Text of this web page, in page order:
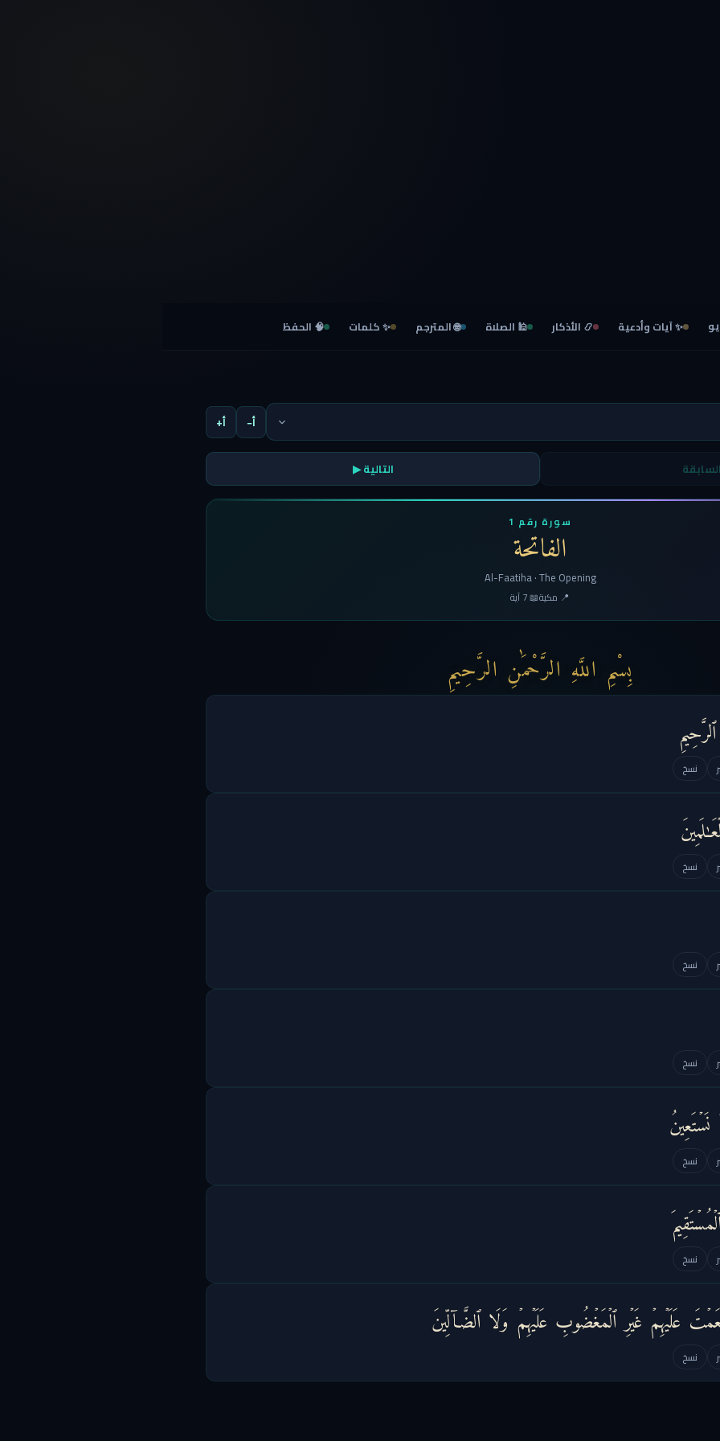
✨ آيات وأدعية 📿 الأذكار 🕌 الصلاة 🌐 المترجم ✨ كلمات 🧠 الحفظ
أ− أ+
التالية ▶
سورة رقم 1
الفاتحة
Al-Faatiha · The Opening
📍 مكية📖 7 آية
بِسْمِ اللَّهِ الرَّحْمَٰنِ الرَّحِيمِ
نسخ
نسخ
نسخ
نسخ
نسخ
نسخ
عَلَیۡهِمۡ غَیۡرِ ٱلۡمَغۡضُوبِ عَلَیۡهِمۡ وَلَا ٱلضَّاۤلِّینَ
نسخ